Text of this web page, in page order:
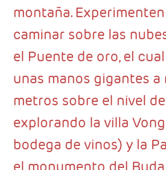
montaña.
caminar sobre las
el Puente de oro, el
unas manos gigantes a
metros sobre el nivel
explorando la villa
bodega de vinos) y la